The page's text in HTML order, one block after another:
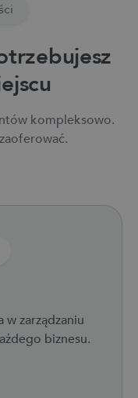
kompleksowo.
w zarządzaniu
biznesu.